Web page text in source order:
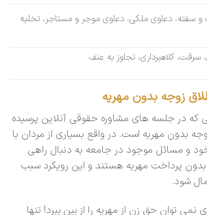
سفته، دعاوی ملکی، دعاوی موجر و مستاجر، تخلیه
سرقت، کلاهبرداری، تجاوز به عنف
زوجه بدون مهریه
که در جلسه های مشاوره حقوقی آنلاین پرسیده
بدون مهریه است. در واقع بسیاری از مردان با
و مسائل موجود در جامعه به دنبال راهی
پرداخت مهریه هستند و این رویکرد سبب
شود.
توان حق زن از مهریه را از بین ببرد! تنها